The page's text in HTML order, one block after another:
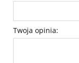
Twoja opinia: